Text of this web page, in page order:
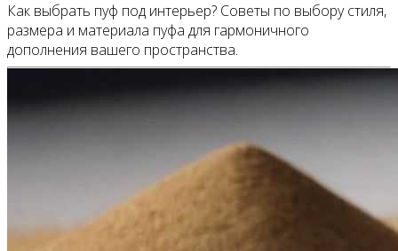
Как выбрать пуф под интерьер? Советы по выбору стиля,
размера и материала пуфа для гармоничного
дополнения вашего пространства.